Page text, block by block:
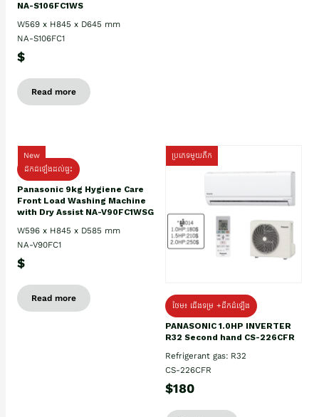
NA-S106FC1WS
W569 x H845 x D645 mm
NA-S106FC1
$
Read more
New
ដឹកដំឡើងដល់ផ្ទះ
Panasonic 9kg Hygiene Care
Front Load Washing Machine
with Dry Assist NA-V90FC1WSG
W596 x H845 x D585 mm
NA-V90FC1
$
Read more
ប្រភេទមួយតឹក
ថែម៖ ជើងទម្រ +ដឹកដំឡើង
PANASONIC 1.0HP INVERTER
R32 Second hand CS-226CFR
Refrigerant gas: R32
CS-226CFR
$180